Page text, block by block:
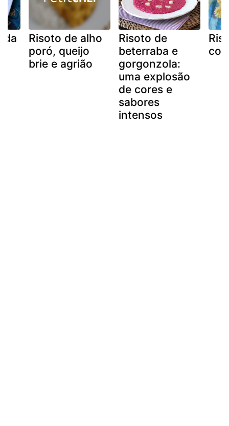
Risoto de alho
poró, queijo
brie e agrião
Risoto de
beterraba e
gorgonzola:
uma explosão
de cores e
sabores
intensos